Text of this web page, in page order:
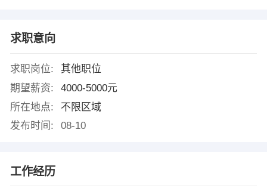
求职意向
求职岗位:
其他职位
期望薪资:
4000-5000元
所在地点:
不限区域
发布时间:
08-10
工作经历